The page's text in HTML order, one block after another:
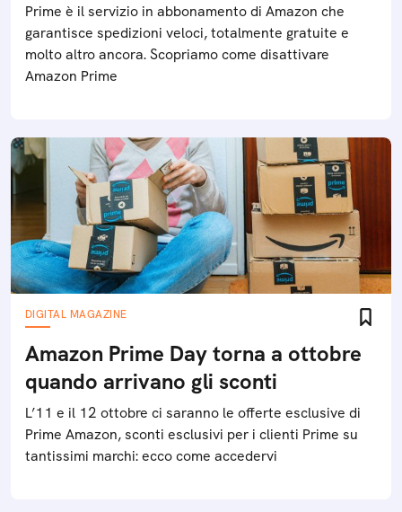
Prime è il servizio in abbonamento di Amazon che
garantisce spedizioni veloci, totalmente gratuite e
molto altro ancora. Scopriamo come disattivare
Amazon Prime
DIGITAL MAGAZINE
Amazon Prime Day torna a ottobre
quando arrivano gli sconti
L’11 e il 12 ottobre ci saranno le offerte esclusive di
Prime Amazon, sconti esclusivi per i clienti Prime su
tantissimi marchi: ecco come accedervi